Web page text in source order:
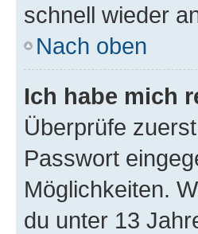
schnell wieder
Nach oben
Ich habe mich
Überprüfe
Passwort
Möglichkeiten.
du unter 13